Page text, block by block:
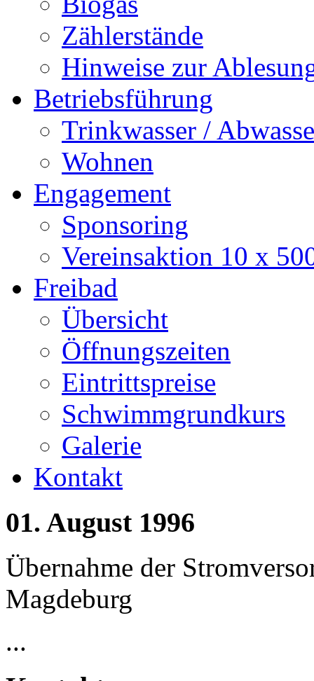
Zählerstände
Hinweise zur
Betriebsführung
Trinkwasser /
Wohnen
Engagement
Sponsoring
Vereinsaktion 10 x
Freibad
Übersicht
Öffnungszeiten
Eintrittspreise
Schwimmgrundkurs
Galerie
Kontakt
01. August 1996
Übernahme der
Magdeburg
...